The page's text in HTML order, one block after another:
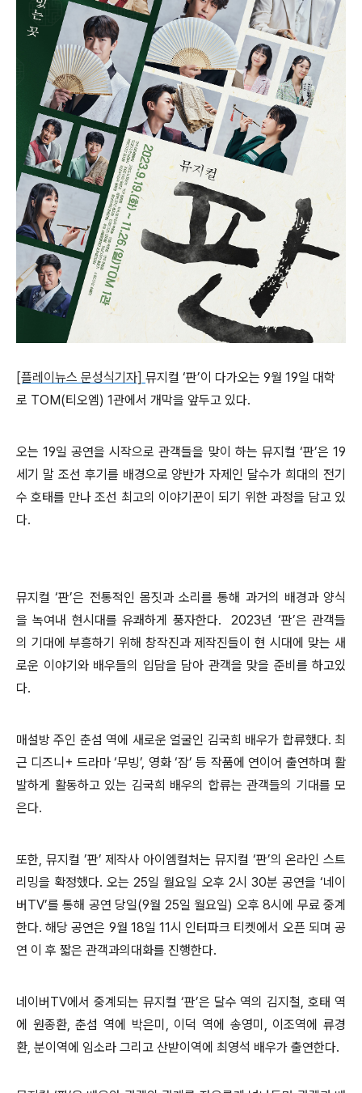
[플레이뉴스 문성식기자] 뮤지컬 ‘판’이 다가오는 9월 19일 대학
로 TOM(티오엠) 1관에서 개막을 앞두고 있다.
오는 19일 공연을 시작으로 관객들을 맞이 하는 뮤지컬 ‘판’은 19
세기 말 조선 후기를 배경으로 양반가 자제인 달수가 희대의 전기
수 호태를 만나 조선 최고의 이야기꾼이 되기 위한 과정을 담고 있
다.
뮤지컬‘판’은 전통적인 몸짓과 소리를 통해 과거의 배경과 양식
을 녹여내 현시대를 유쾌하게 풍자한다. 2023년 ‘판’은 관객들
의 기대에 부흥하기 위해 창작진과 제작진들이 현 시대에 맞는 새
로운 이야기와 배우들의 입담을 담아 관객을 맞을 준비를 하고있
다.
매설방 주인 춘섬 역에 새로운 얼굴인 김국희 배우가 합류했다. 최
근 디즈니+ 드라마‘무빙’, 영화‘잠’ 등 작품에 연이어 출연하며 활
발하게 활동하고 있는 김국희 배우의 합류는 관객들의 기대를 모
은다.
또한, 뮤지컬 ’판’ 제작사 아이엠컬처는 뮤지컬 ‘판’의 온라인 스트
리밍을 확정했다. 오는 25일 월요일 오후 2시 30분 공연을 ‘네이
버TV’를 통해 공연 당일(9월 25일 월요일) 오후 8시에 무료 중계
한다. 해당 공연은 9월 18일 11시 인터파크 티켓에서 오픈 되며 공
연 이 후 짧은 관객과의대화를 진행한다.
네이버TV에서 중계되는 뮤지컬 ‘판’은 달수 역의 김지철, 호태 역
에 원종환, 춘섬 역에 박은미, 이덕 역에 송영미, 이조역에 류경
환, 분이역에 임소라 그리고 산받이역에 최영석 배우가 출연한다.